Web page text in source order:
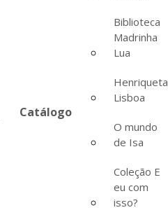
Catálogo
Biblioteca
Madrinha
Lua
Henriqueta
Lisboa
O mundo
de Isa
Coleção E
eu com
isso?